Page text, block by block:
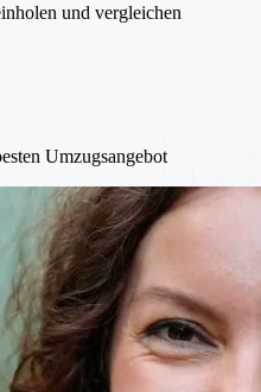
und vergleichen
Umzugsangebot